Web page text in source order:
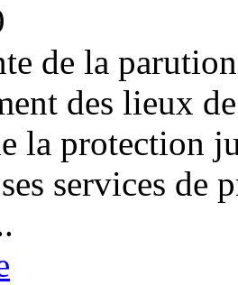
de la
des lieux
la protection
services de